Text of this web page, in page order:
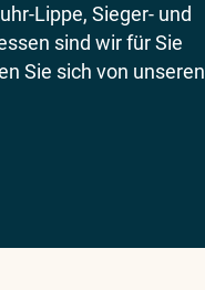
Lippe, Sieger- und
sind wir für Sie
Sie sich von unseren